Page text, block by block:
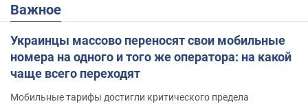
Важное
Украинцы массово переносят свои мобильные
номера на одного и того же оператора: на какой
чаще всего переходят
Мобильные тарифы достигли критического предела